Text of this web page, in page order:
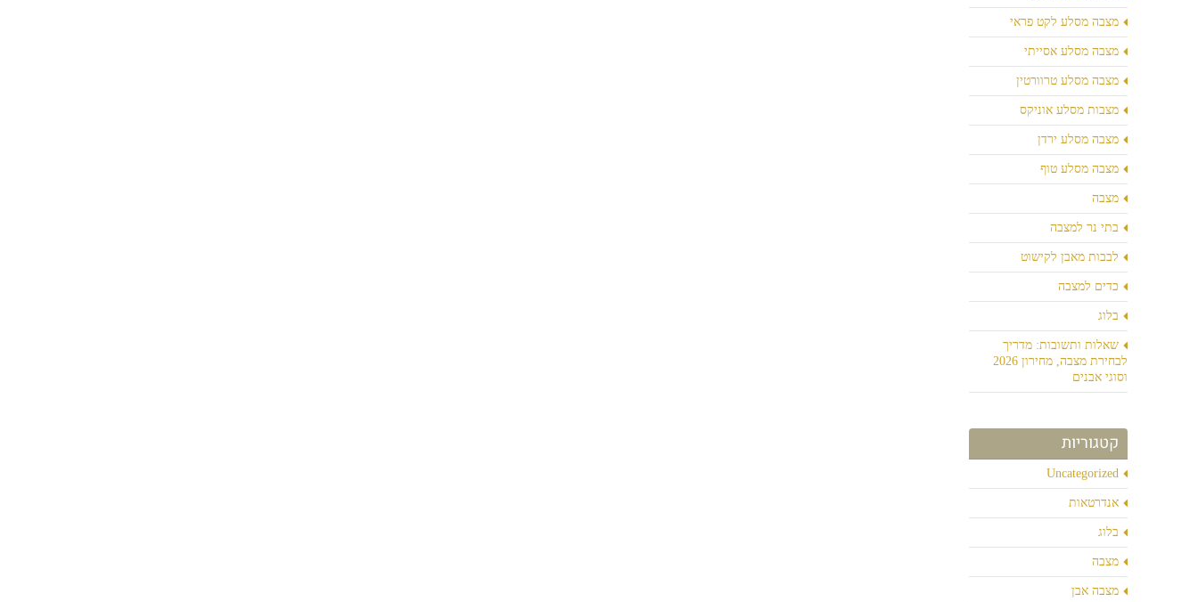
מצבה מסלע לקט פראי
מצבה מסלע אסייתי
מצבה מסלע טרוורטין
מצבות מסלע אוניקס
מצבה מסלע ירדן
מצבה מסלע טוף
מצבה
בתי נר למצבה
לבבות מאבן לקישוט
כדים למצבה
בלוג
שאלות ותשובות: מדריך
לבחירת מצבה, מחירון 2026
וסוגי אבנים
קטגוריות
Uncategorized
אנדרטאות
בלוג
מצבה
מצבה אבן